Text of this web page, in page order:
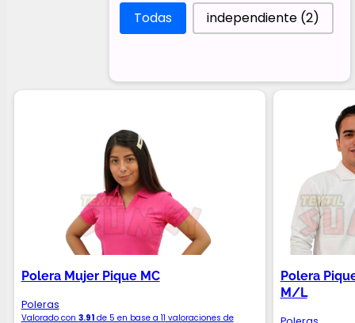
Nube de etiquetas
Todas independiente (2)
Polera Mujer Pique MC
Poleras
Valorado con 3.91de 5 en base a 11 valoraciones de
Polera
M/L